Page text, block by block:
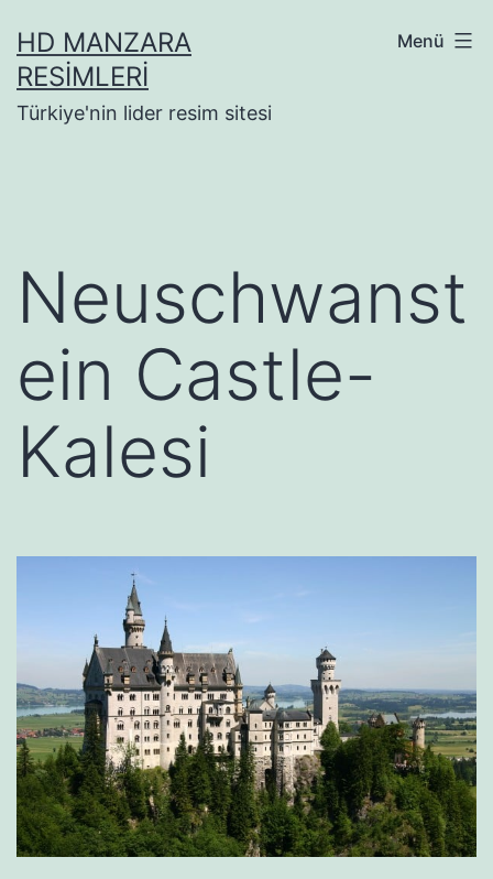
geçHD MANZARA
RESIMLERI
Türkiye'nin lider resim sitesi
Menü
Neuschwanst
ein Castle-
Kalesi